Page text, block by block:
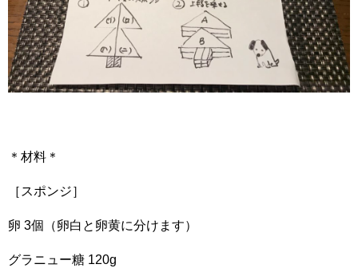
＊材料＊
［スポンジ］
卵 3個（卵白と卵黄に分けます）
グラニュー糖 120g